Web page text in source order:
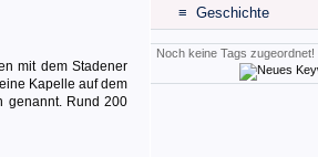
mit dem Stadener
Kapelle auf dem
genannt. Rund 200
≡ Geschichte
Noch keine Tags zugeordnet!